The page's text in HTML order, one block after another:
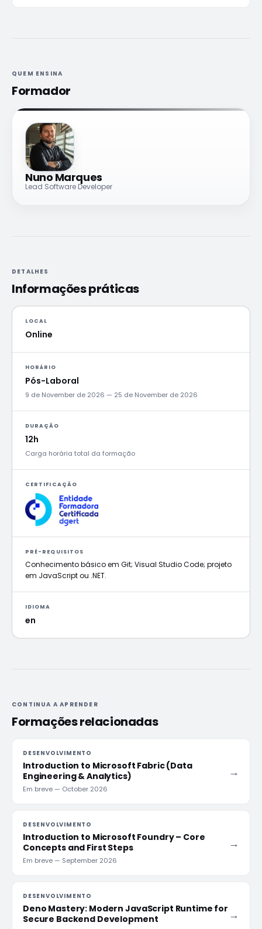
QUEM ENSINA
Formador
Nuno Marques
Lead Software Developer
DETALHES
Informações práticas
LOCAL
Online
HORÁRIO
Pós-Laboral
9 de November de 2026 — 25 de November de 2026
DURAÇÃO
12h
Carga horária total da formação
CERTIFICAÇÃO
PRÉ-REQUISITOS
Conhecimento básico em Git; Visual Studio Code; projeto
em JavaScript ou .NET.
IDIOMA
en
CONTINUA A APRENDER
Formações relacionadas
DESENVOLVIMENTO
Introduction to Microsoft Fabric (Data
Engineering & Analytics)
Em breve — October 2026
→
DESENVOLVIMENTO
Introduction to Microsoft Foundry – Core
Concepts and First Steps
Em breve — September 2026
→
DESENVOLVIMENTO
Deno Mastery: Modern JavaScript Runtime for
Secure Backend Development
→